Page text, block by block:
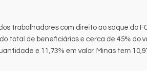
trabalhadores com direito ao saque do
total de beneficiários e cerca de 45% do
e 11,73% em valor. Minas tem